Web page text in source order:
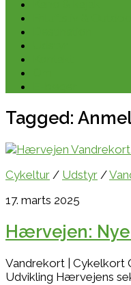
Tagged:
Cykeltur / Udstyr /
17. marts 2025
Hærvejen:
Vandrekort | Cykelkort
Udvikling Hærvejens